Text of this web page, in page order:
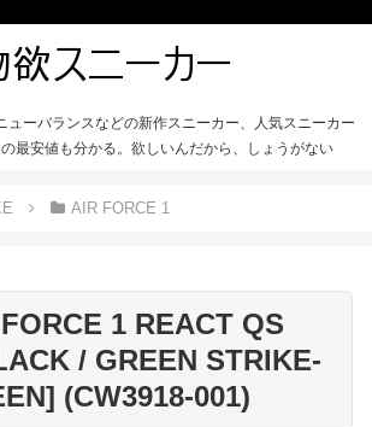
ューバランスなどの新作スニーカー、人気スニーカー
最安値も分かる。欲しいんだから、しょうがない
AIR FORCE 1
1 REACT QS
/ GREEN STRIKE-
(CW3918-001)